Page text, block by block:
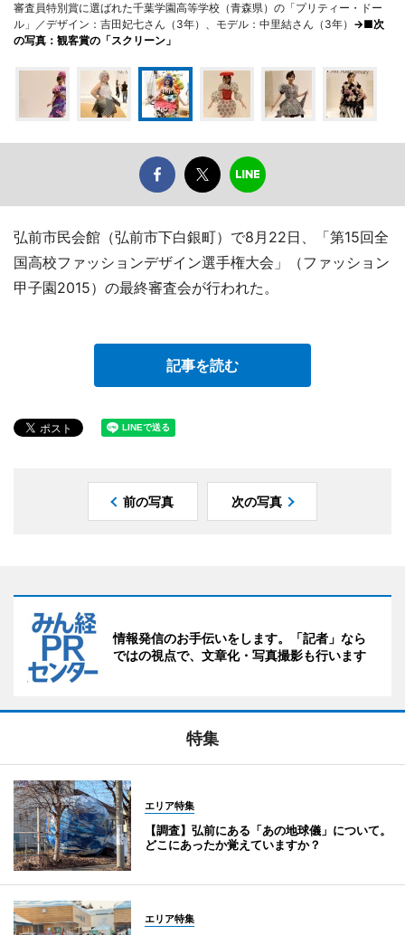
審査員特別賞に選ばれた千葉学園高等学校（青森県）の「プリティー・ドー
ル」／デザイン：吉田妃七さん（3年）、モデル：中里結さん（3年） →■次
の写真：観客賞の「スクリーン」
弘前市民会館（弘前市下白銀町）で8月22日、「第15回全
国高校ファッションデザイン選手権大会」（ファッション
甲子園2015）の最終審査会が行われた。
記事を読む
前の写真 次の写真
情報発信のお手伝いをします。「記者」なら
ではの視点で、文章化・写真撮影も行います
特集
エリア特集
【調査】弘前にある「あの地球儀」について。
どこにあったか覚えていますか？
エリア特集